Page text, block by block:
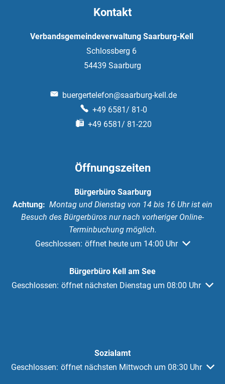
Kontakt
Verbandsgemeindeverwaltung Saarburg-Kell
Schlossberg 6
54439 Saarburg
buergertelefon@saarburg-kell.de
+49 6581/ 81-0
+49 6581/ 81-220
Öffnungszeiten
Bürgerbüro Saarburg
Achtung: Montag und Dienstag von 14 bis 16 Uhr ist ein
Besuch des Bürgerbüros nur nach vorheriger Online-
Terminbuchung möglich.
Klicken, um weitere Öffnungs- oder Schließzeiten
Geschlossen: öffnet heute um 14:00 Uhr
Bürgerbüro Kell am See
Klicken, um weitere Öffnungs- oder Schließzeiten
Geschlossen: öffnet nächsten Dienstag um 08:00 Uhr
Sozialamt
Klicken, um weitere Öffnungs- oder Schließzeiten
Geschlossen: öffnet nächsten Mittwoch um 08:30 Uhr